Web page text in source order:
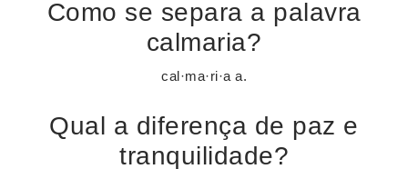
Como se separa a palavra
calmaria?
cal·ma·ri·a a.
Qual a diferença de paz e
tranquilidade?